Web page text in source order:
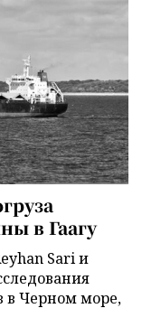
в Гаагу
Sari и
в Черном море,